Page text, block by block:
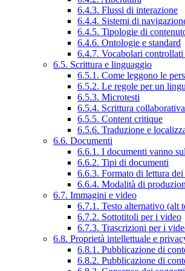
6.4.3. Flussi di interazione
6.4.4. Sistemi di
6.4.5. Tipologie di
6.4.6. Ontologie e standard
6.4.7. Vocabolari controllati
6.5. Scrittura e linguaggio
6.5.1. Come leggono le
6.5.2. Le regole per un
6.5.3. Microtesti
6.5.4. Scrittura collaborativa
6.5.5. Content critique
6.5.6. Traduzione e
6.6. Documenti
6.6.1. I documenti vanno
6.6.2. Tipi di documenti
6.6.3. Formato di lettura
6.6.4. Modalità di
6.7. Immagini e video
6.7.1. Testo alternativo (alt
6.7.2. Sottotitoli per i video
6.7.3. Trascrizioni per i
6.8. Proprietà intellettuale e
6.8.1. Pubblicazione di
6.8.2. Pubblicazione di